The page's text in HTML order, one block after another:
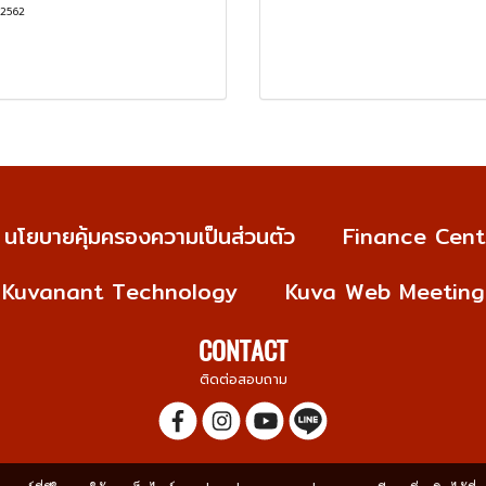
นโยบายคุ้มครองความเป็นส่วนตัว
Finance
Kuvanant Technology
Kuva Web Meeting
CONTACT
ติดต่อสอบถาม